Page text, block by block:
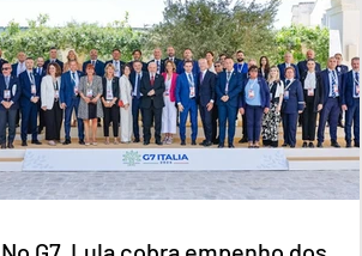
processo, Cléria foi morta com um único golpe
faca no pescoço, enquanto estava no quarto
repousando, desferido pelo